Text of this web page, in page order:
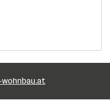
wohnbau.at